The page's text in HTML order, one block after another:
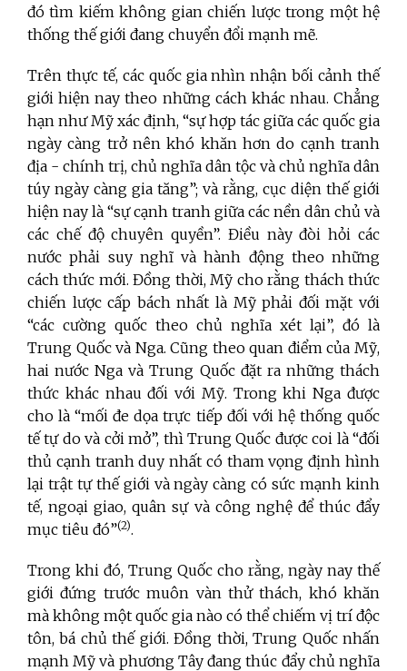
đó tìm kiếm không gian chiến lược trong một hệ
thống thế giới đang chuyển đổi mạnh mẽ.
Trên thực tế, các quốc gia nhìn nhận bối cảnh thế
giới hiện nay theo những cách khác nhau. Chẳng
hạn như Mỹ xác định, “sự hợp tác giữa các quốc gia
ngày càng trở nên khó khăn hơn do cạnh tranh
địa - chính trị, chủ nghĩa dân tộc và chủ nghĩa dân
túy ngày càng gia tăng”; và rằng, cục diện thế giới
hiện nay là “sự cạnh tranh giữa các nền dân chủ và
các chế độ chuyên quyền”. Điều này đòi hỏi các
nước phải suy nghĩ và hành động theo những
cách thức mới. Đồng thời, Mỹ cho rằng thách thức
chiến lược cấp bách nhất là Mỹ phải đối mặt với
“các cường quốc theo chủ nghĩa xét lại”, đó là
Trung Quốc và Nga. Cũng theo quan điểm của Mỹ,
hai nước Nga và Trung Quốc đặt ra những thách
thức khác nhau đối với Mỹ. Trong khi Nga được
cho là “mối đe dọa trực tiếp đối với hệ thống quốc
tế tự do và cởi mở”, thì Trung Quốc được coi là “đối
thủ cạnh tranh duy nhất có tham vọng định hình
lại trật tự thế giới và ngày càng có sức mạnh kinh
tế, ngoại giao, quân sự và công nghệ để thúc đẩy
mục tiêu đó”(2).
Trong khi đó, Trung Quốc cho rằng, ngày nay thế
giới đứng trước muôn vàn thử thách, khó khăn
mà không một quốc gia nào có thể chiếm vị trí độc
tôn, bá chủ thế giới. Đồng thời, Trung Quốc nhấn
mạnh Mỹ và phương Tây đang thúc đẩy chủ nghĩa